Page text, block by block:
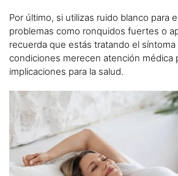
Por último, si utilizas ruido blanco para
problemas como ronquidos fuertes o
recuerda que estás tratando el síntoma
condiciones merecen atención médica
implicaciones para la salud.